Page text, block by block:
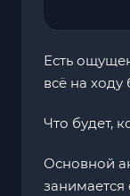
Есть
всё на ходу
Что будет,
Основной